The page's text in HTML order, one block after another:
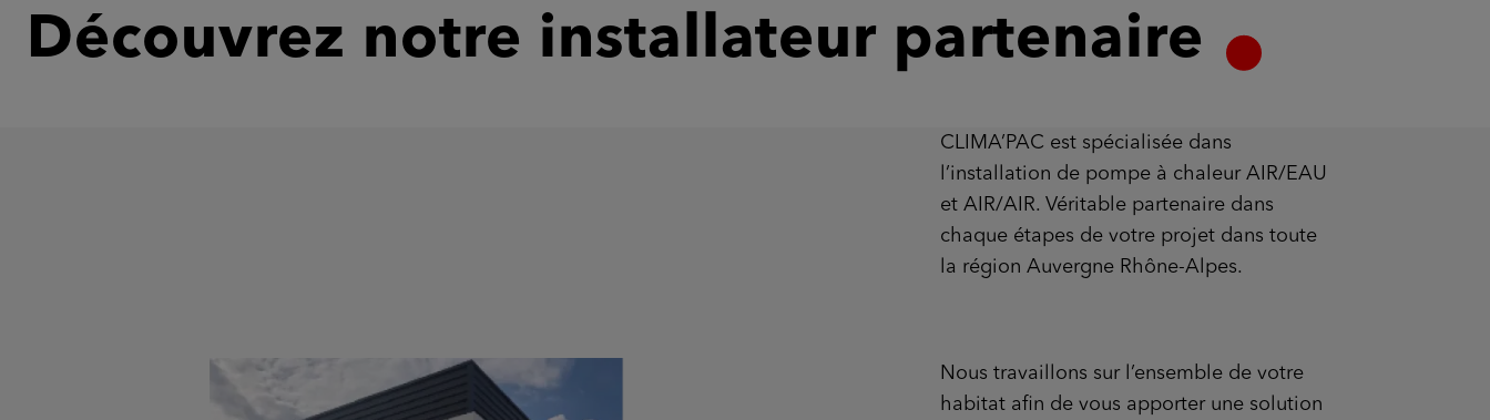
Découvrez notre installateur partenaire
CLIMA’PAC est spécialisée dans
l’installation de pompe à chaleur AIR/EAU
et AIR/AIR. Véritable partenaire dans
chaque étapes de votre projet dans toute
la région Auvergne Rhône-Alpes.
Nous travaillons sur l’ensemble de votre
habitat afin de vous apporter une solution